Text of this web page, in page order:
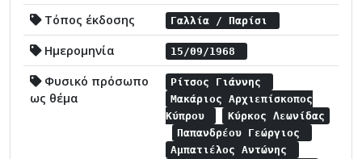
Τόπος έκδοσης Γαλλία / Παρίσι
Ημερομηνία 15/09/1968
Φυσικό πρόσωπο
ως θέμα
Ρίτσος Γιάννης
Μακάριος Αρχιεπίσκοπος
Κύπρου
Κύρκος Λεωνίδας
Παπανδρέου Γεώργιος
Αμπατιέλος Αντώνης